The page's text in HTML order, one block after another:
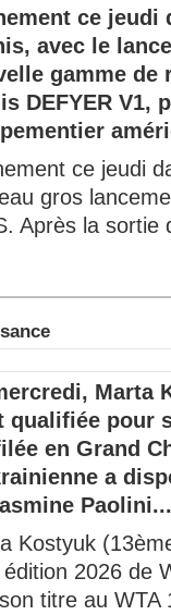
ce
avec le
gamme de
DEFYER V1,
ce jeudi
gros
Après la sortie
Marta
qualifiée pour
en Grand
a
Paolini...
Kostyuk
2026 de
titre au WTA